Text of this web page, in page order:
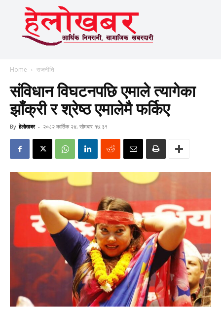
Home राजनीति
संविधान विघटनपछि एमाले त्यागेका
झाँक्री र श्रेष्ठ एमालेमै फर्किए
By हेलाेखबर - २०८२ कार्तिक २४, सोमबार १७:३१